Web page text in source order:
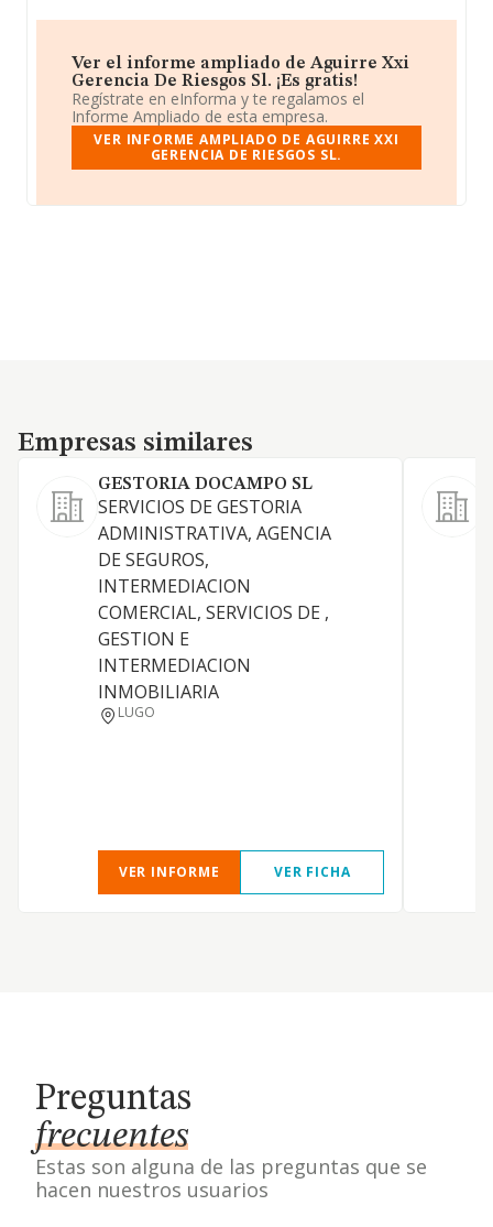
Ver el informe ampliado de Aguirre Xxi
Gerencia De Riesgos Sl. ¡Es gratis!
Regístrate en eInforma y te regalamos el
Informe Ampliado de esta empresa.
VER INFORME AMPLIADO DE AGUIRRE XXI
GERENCIA DE RIESGOS SL.
Empresas similares
Empresas similares
GESTORIA DOCAMPO SL
SERVICIOS DE GESTORIA
ADMINISTRATIVA, AGENCIA
DE SEGUROS,
INTERMEDIACION
COMERCIAL, SERVICIOS DE ,
GESTION E
INTERMEDIACION
INMOBILIARIA
LUGO
VER INFORME VER FICHA
Preguntas
frecuentes
Estas son alguna de las preguntas que se
hacen nuestros usuarios